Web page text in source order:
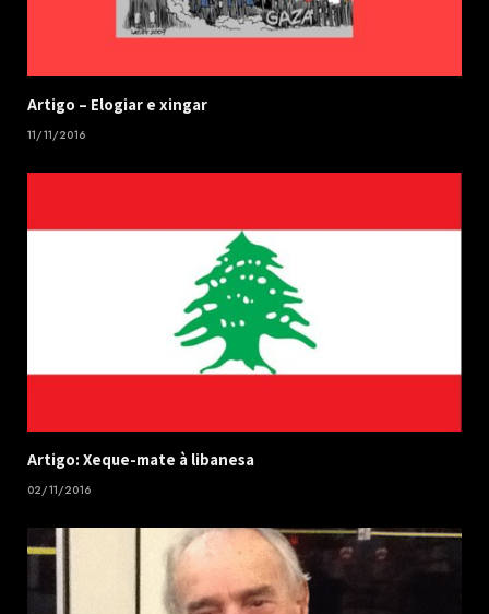
​Artigo – ​Elogiar e xingar
11/11/2016
Artigo: Xeque-mate à libanesa
02/11/2016